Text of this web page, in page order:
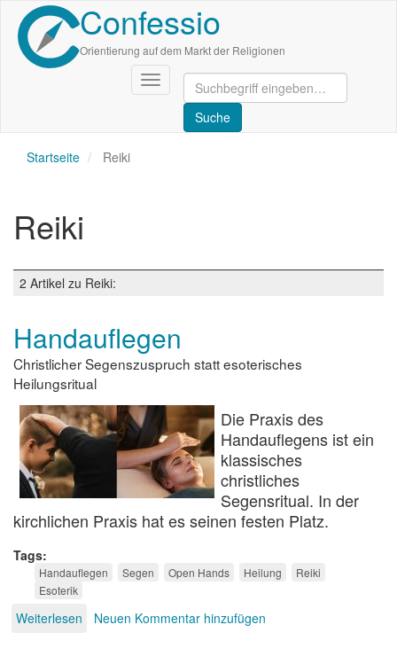
Direkt
zum
Inhalt
Confessio
Orientierung auf dem Markt der Religionen
Navigation
aktivieren/deaktivieren
Startseite Reiki
Reiki
2 Artikel zu Reiki:
Handauflegen
Christlicher Segenszuspruch statt esoterisches
Heilungsritual
Die Praxis des
Handauflegens ist ein
klassisches
christliches
Segensritual. In der
kirchlichen Praxis hat es seinen festen Platz.
Tags
Handauflegen Segen Open Hands Heilung
Reiki
Esoterik
Weiterlesen über
Neuen Kommentar hinzufügen